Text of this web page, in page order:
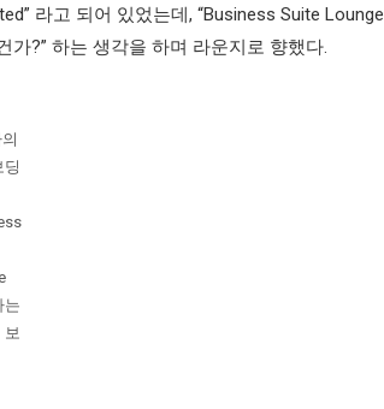
라고 되어 있었는데, “Business Suite Lounge
가?” 하는 생각을 하며 라운지로 향했다.
딩
는
보